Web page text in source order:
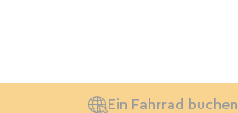
Ein Fahrrad buchen